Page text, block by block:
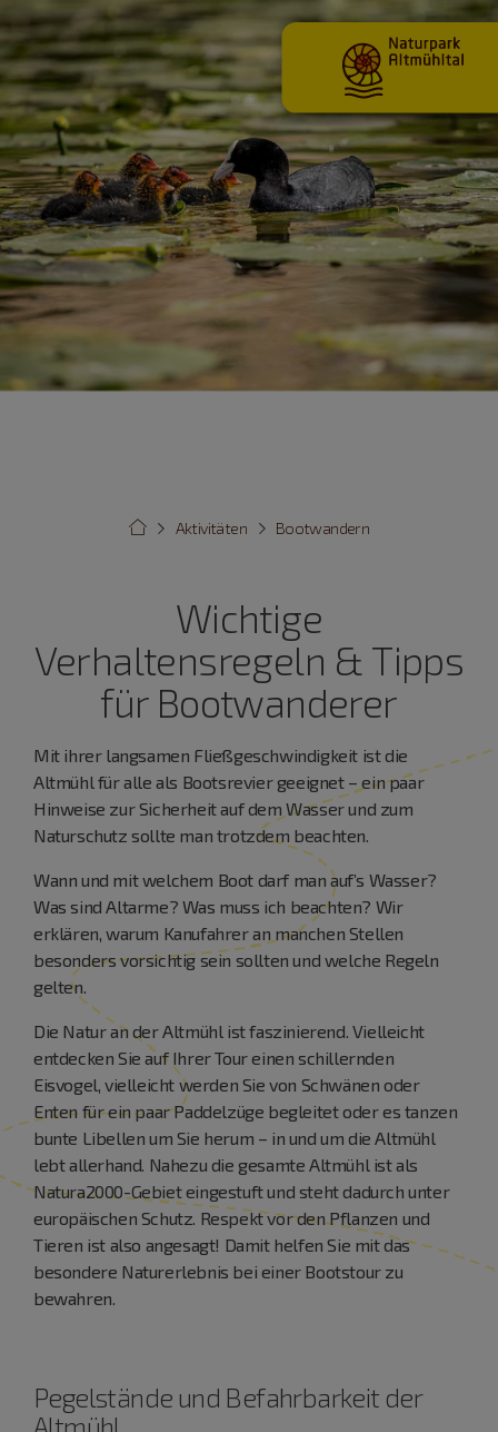
Bootwandern
Aktivitäten
Wichtige
Verhaltensregeln & Tipps
für Bootwanderer
Mit ihrer langsamen Fließgeschwindigkeit ist die
Altmühl für alle als Bootsrevier geeignet – ein paar
Hinweise zur Sicherheit auf dem Wasser und zum
Naturschutz sollte man trotzdem beachten.
Wann und mit welchem Boot darf man auf’s Wasser?
Was sind Altarme? Was muss ich beachten? Wir
erklären, warum Kanufahrer an manchen Stellen
besonders vorsichtig sein sollten und welche Regeln
gelten.
Die Natur an der Altmühl ist faszinierend. Vielleicht
entdecken Sie auf Ihrer Tour einen schillernden
Eisvogel, vielleicht werden Sie von Schwänen oder
Enten für ein paar Paddelzüge begleitet oder es tanzen
bunte Libellen um Sie herum – in und um die Altmühl
lebt allerhand. Nahezu die gesamte Altmühl ist als
Natura2000-Gebiet eingestuft und steht dadurch unter
europäischen Schutz. Respekt vor den Pflanzen und
Tieren ist also angesagt! Damit helfen Sie mit das
besondere Naturerlebnis bei einer Bootstour zu
bewahren.
Pegelstände und Befahrbarkeit der